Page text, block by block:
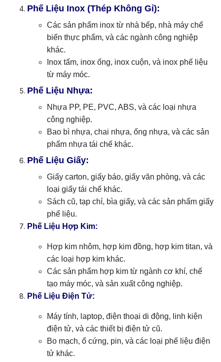
Phế Liệu Inox (Thép Không Gỉ):
Các sản phẩm inox từ nhà bếp, nhà máy chế
biến thực phẩm, và các ngành công nghiệp
khác.
Inox tấm, inox ống, inox cuộn, và inox phế liệu
từ máy móc.
Phế Liệu Nhựa:
Nhựa PP, PE, PVC, ABS, và các loại nhựa
công nghiệp.
Bao bì nhựa, chai nhựa, ống nhựa, và các sản
phẩm nhựa tái chế khác.
Phế Liệu Giấy:
Giấy carton, giấy báo, giấy văn phòng, và các
loại giấy tái chế khác.
Sách cũ, tạp chí, bìa giấy, và các sản phẩm giấy
phế liệu.
Phế Liệu Hợp Kim:
Hợp kim nhôm, hợp kim đồng, hợp kim titan, và
các loại hợp kim khác.
Các sản phẩm hợp kim từ ngành cơ khí, chế
tạo máy móc, và sản xuất công nghiệp.
Phế Liệu Điện Tử:
Máy tính, laptop, điện thoại di động, linh kiện
điện tử, và các thiết bị điện tử cũ.
Bo mạch, ổ cứng, pin, và các loại phế liệu điện
tử khác.